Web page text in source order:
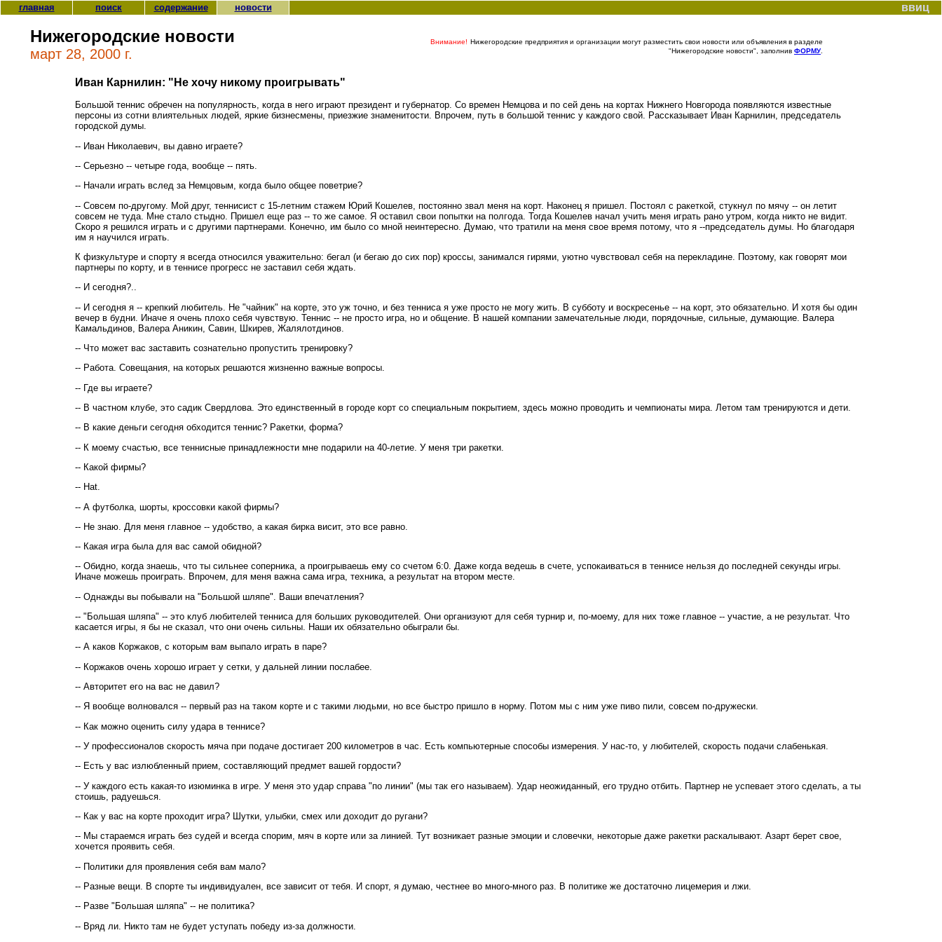
главная поиск содержание новости ввиц
Нижегородские новости
март 28, 2000 г.
Внимание! Нижегородские предприятия и организации могут разместить свои новости или объявления в разделе
"Нижегородские новости", заполнив ФОРМУ.
Иван Карнилин: "Не хочу никому проигрывать"
Большой теннис обречен на популярность, когда в него играют президент и губернатор. Со времен Немцова и по сей день на кортах Нижнего Новгорода появляются известные
персоны из сотни влиятельных людей, яркие бизнесмены, приезжие знаменитости. Впрочем, путь в большой теннис у каждого свой. Рассказывает Иван Карнилин, председатель
городской думы.
-- Иван Николаевич, вы давно играете?
-- Серьезно -- четыре года, вообще -- пять.
-- Начали играть вслед за Немцовым, когда было общее поветрие?
-- Совсем по-другому. Мой друг, теннисист с 15-летним стажем Юрий Кошелев, постоянно звал меня на корт. Наконец я пришел. Постоял с ракеткой, стукнул по мячу -- он летит
совсем не туда. Мне стало стыдно. Пришел еще раз -- то же самое. Я оставил свои попытки на полгода. Тогда Кошелев начал учить меня играть рано утром, когда никто не видит.
Скоро я решился играть и с другими партнерами. Конечно, им было со мной неинтересно. Думаю, что тратили на меня свое время потому, что я --председатель думы. Но благодаря
им я научился играть.
К физкультуре и спорту я всегда относился уважительно: бегал (и бегаю до сих пор) кроссы, занимался гирями, уютно чувствовал себя на перекладине. Поэтому, как говорят мои
партнеры по корту, и в теннисе прогресс не заставил себя ждать.
-- И сегодня?..
-- И сегодня я -- крепкий любитель. Не "чайник" на корте, это уж точно, и без тенниса я уже просто не могу жить. В субботу и воскресенье -- на корт, это обязательно. И хотя бы один
вечер в будни. Иначе я очень плохо себя чувствую. Теннис -- не просто игра, но и общение. В нашей компании замечательные люди, порядочные, сильные, думающие. Валера
Камальдинов, Валера Аникин, Савин, Шкирев, Жалялотдинов.
-- Что может вас заставить сознательно пропустить тренировку?
-- Работа. Совещания, на которых решаются жизненно важные вопросы.
-- Где вы играете?
-- В частном клубе, это садик Свердлова. Это единственный в городе корт со специальным покрытием, здесь можно проводить и чемпионаты мира. Летом там тренируются и дети.
-- В какие деньги сегодня обходится теннис? Ракетки, форма?
-- К моему счастью, все теннисные принадлежности мне подарили на 40-летие. У меня три ракетки.
-- Какой фирмы?
-- Hat.
-- А футболка, шорты, кроссовки какой фирмы?
-- Не знаю. Для меня главное -- удобство, а какая бирка висит, это все равно.
-- Какая игра была для вас самой обидной?
-- Обидно, когда знаешь, что ты сильнее соперника, а проигрываешь ему со счетом 6:0. Даже когда ведешь в счете, успокаиваться в теннисе нельзя до последней секунды игры.
Иначе можешь проиграть. Впрочем, для меня важна сама игра, техника, а результат на втором месте.
-- Однажды вы побывали на "Большой шляпе". Ваши впечатления?
-- "Большая шляпа" -- это клуб любителей тенниса для больших руководителей. Они организуют для себя турнир и, по-моему, для них тоже главное -- участие, а не результат. Что
касается игры, я бы не сказал, что они очень сильны. Наши их обязательно обыграли бы.
-- А каков Коржаков, с которым вам выпало играть в паре?
-- Коржаков очень хорошо играет у сетки, у дальней линии послабее.
-- Авторитет его на вас не давил?
-- Я вообще волновался -- первый раз на таком корте и с такими людьми, но все быстро пришло в норму. Потом мы с ним уже пиво пили, совсем по-дружески.
-- Как можно оценить силу удара в теннисе?
-- У профессионалов скорость мяча при подаче достигает 200 километров в час. Есть компьютерные способы измерения. У нас-то, у любителей, скорость подачи слабенькая.
-- Есть у вас излюбленный прием, составляющий предмет вашей гордости?
-- У каждого есть какая-то изюминка в игре. У меня это удар справа "по линии" (мы так его называем). Удар неожиданный, его трудно отбить. Партнер не успевает этого сделать, а ты
стоишь, радуешься.
-- Как у вас на корте проходит игра? Шутки, улыбки, смех или доходит до ругани?
-- Мы стараемся играть без судей и всегда спорим, мяч в корте или за линией. Тут возникает разные эмоции и словечки, некоторые даже ракетки раскалывают. Азарт берет свое,
хочется проявить себя.
-- Политики для проявления себя вам мало?
-- Разные вещи. В спорте ты индивидуален, все зависит от тебя. И спорт, я думаю, честнее во много-много раз. В политике же достаточно лицемерия и лжи.
-- Разве "Большая шляпа" -- не политика?
-- Вряд ли. Никто там не будет уступать победу из-за должности.